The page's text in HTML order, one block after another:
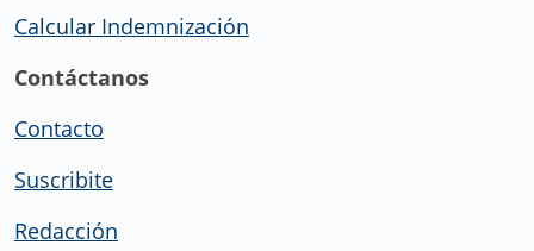
Calcular Indemnización
Contáctanos
Contacto
Suscribite
Redacción